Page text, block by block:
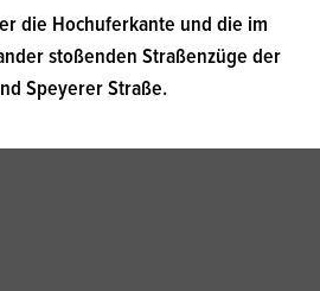
die Hochuferkante und die im
stoßenden Straßenzüge der
Speyerer Straße.